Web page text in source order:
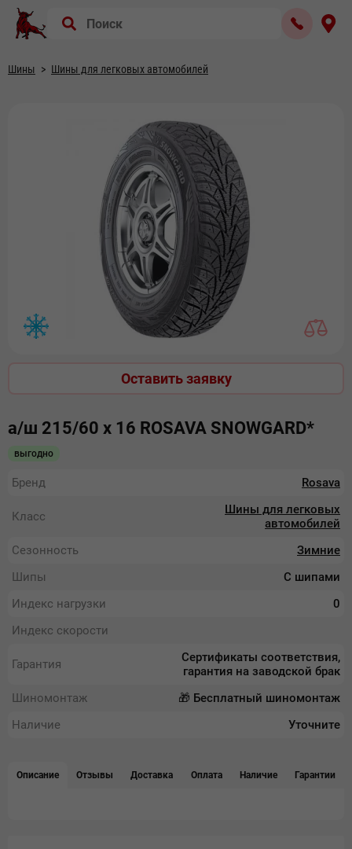
Шины Шины для легковых автомобилей
Оставить заявку
а/ш 215/60 х 16 ROSAVA SNOWGARD*
выгодно
Бренд Rosava
Класс
Шины для легковых
автомобилей
Сезонность
Зимние
Шипы
С шипами
Индекс нагрузки
0
Индекс скорости
Гарантия
Сертификаты соответствия,
гарантия на заводской брак
Шиномонтаж
🎁 Бесплатный шиномонтаж
Наличие
Уточните
Описание Отзывы Доставка Оплата Наличие Гарантии